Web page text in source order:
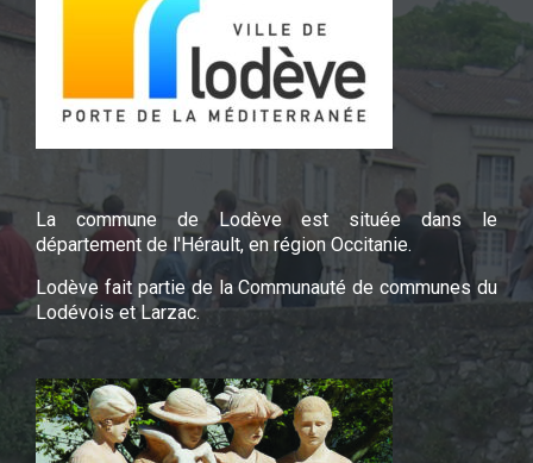
La commune de Lodève est située dans le
département de l'Hérault, en région Occitanie.
Lodève fait partie de la Communauté de communes du
Lodévois et Larzac.